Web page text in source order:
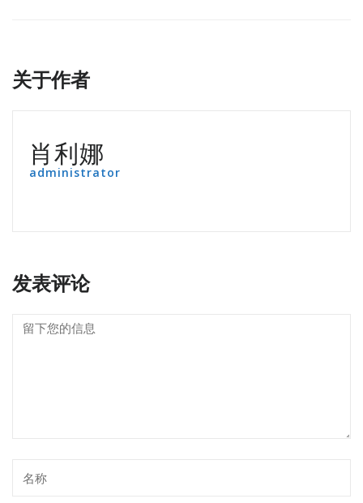
关于作者
肖利娜
administrator
发表评论